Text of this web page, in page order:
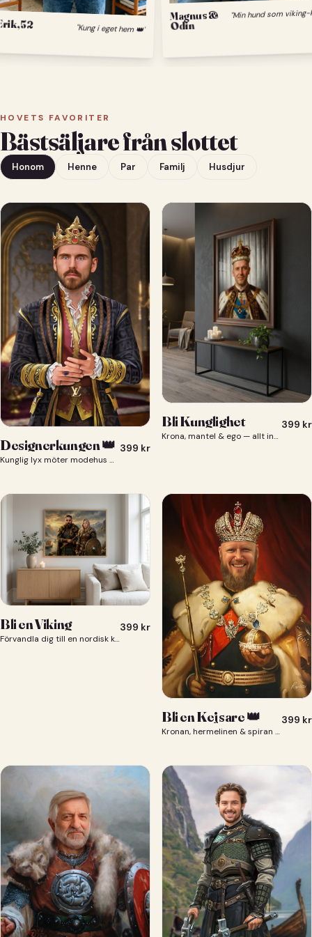
52 "Kung i eget hem 👑"
Magnus &
Odin
HOVETS FAVORITER
Bästsäljare från slottet
Honom Henne Par Familj Husdjur
Designerkungen 👑
Kunglig lyx möter modehus — du som designerkung 👑
399 kr
Bli Kunglighet
Krona, mantel & ego — allt ingår 👑
399 kr
Bli en Viking
Förvandla dig till en nordisk krigare i ett episkt vikingaporträtt.
399 kr
Bli en Kejsare 👑
Kronan, hermelinen & spiran — du som kejsare 👑
399 kr